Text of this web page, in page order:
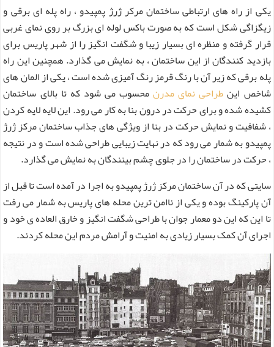
یکی از راه های ارتباطی ساختمان مرکر ژرژ پمپیدو ، راه پله ای برقی و
زیگزاگی شکل است که به صورت باکس لوله ای بزرگ بر روی نمای غربی
قرار گرفته و منظره ای بسیار زیبا و شگفت انگیز را از شهر پاریس برای
بازدید کنندگان از این ساختمان ، به نمایش می گذارد. همچنین این راه
پله برقی که زیر آن با رنگ قرمز رنگ آمیزی شده است ، یکی از المان های
شاخص اینطراحی نمای مدرنمحسوب می شود که تا بالای ساختمان
کشیده شده و برای حرکت در درون بنا به کار می رود. این لایه لایه کردن
، شفافیت و نمایش حرکت در بنا از ویژگی های جذاب ساختمان مرکز ژرژ
پمپیدو به شمار می رود که در نهایت زیبایی طراحی شده است و در نتیجه
، حرکت در ساختمان را در جلوی چشم بینندگان به نمایش می گذارد.
سایتی که در آن ساختمان مرکز ژرژ پمپیدو به اجرا در آمده است تا قبل از
آن پارکینگ بوده و یکی از ناامن ترین محله های پاریس به شمار می رفت
تا این که این دو معمار جوان با طراحی شگفت انگیز و خارق العاده ی خود و
اجرای آن کمک بسیار زیادی به امنیت و آرامش مردم این محله کردند.